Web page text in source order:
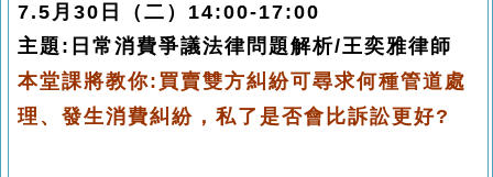
7.5月30日（二）14:00-17:00
主題 : 日常消費爭議法律問題解析/王奕雅律師
本堂課將教你:買賣雙方糾紛可尋求何種管道處
理、 發生消費糾紛，私了是否會 比訴訟更好?